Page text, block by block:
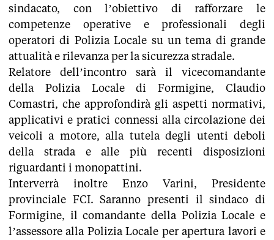
sindacato, con l’obiettivo di rafforzare le
competenze operative e professionali degli
operatori di Polizia Locale su un tema di grande
attualità e rilevanza per la sicurezza stradale.
Relatore dell’incontro sarà il vicecomandante
della Polizia Locale di Formigine, Claudio
Comastri, che approfondirà gli aspetti normativi,
applicativi e pratici connessi alla circolazione dei
veicoli a motore, alla tutela degli utenti deboli
della strada e alle più recenti disposizioni
riguardanti i monopattini.
Interverrà inoltre Enzo Varini, Presidente
provinciale FCI. Saranno presenti il sindaco di
Formigine, il comandante della Polizia Locale e
l’assessore alla Polizia Locale per apertura lavori e